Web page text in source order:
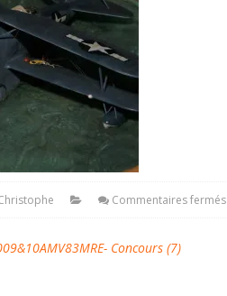
Commentaires fermés
Concours (7)